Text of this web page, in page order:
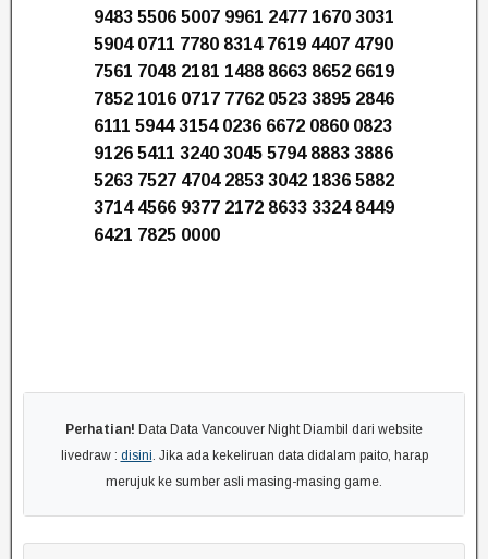
9483 5506 5007 9961 2477 1670 3031
5904 0711 7780 8314 7619 4407 4790
7561 7048 2181 1488 8663 8652 6619
7852 1016 0717 7762 0523 3895 2846
6111 5944 3154 0236 6672 0860 0823
9126 5411 3240 3045 5794 8883 3886
5263 7527 4704 2853 3042 1836 5882
3714 4566 9377 2172 8633 3324 8449
6421 7825 0000
Perhatian! Data Data Vancouver Night Diambil dari website
livedraw : disini. Jika ada kekeliruan data didalam paito, harap
merujuk ke sumber asli masing-masing game.